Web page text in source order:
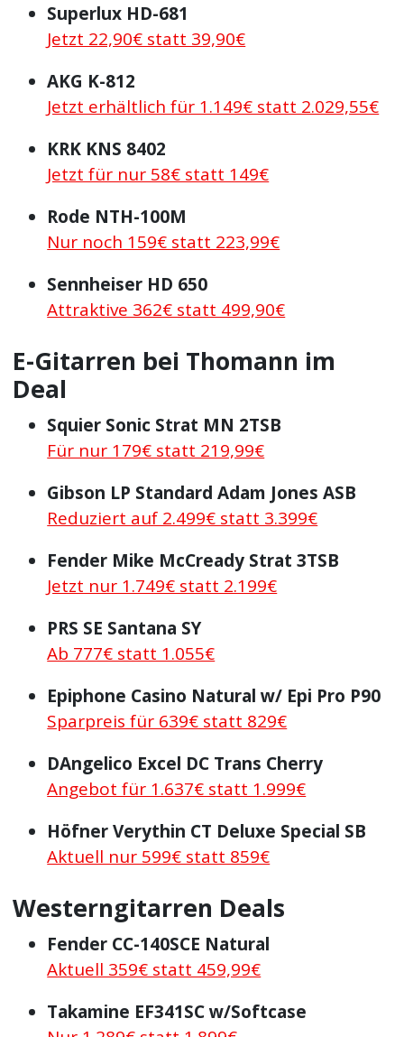
Superlux HD-681
Jetzt 22,90€ statt 39,90€
AKG K-812
Jetzt erhältlich für 1.149€ statt 2.029,55€
KRK KNS 8402
Jetzt für nur 58€ statt 149€
Rode NTH-100M
Nur noch 159€ statt 223,99€
Sennheiser HD 650
Attraktive 362€ statt 499,90€
E-Gitarren bei Thomann im
Deal
Squier Sonic Strat MN 2TSB
Für nur 179€ statt 219,99€
Gibson LP Standard Adam Jones ASB
Reduziert auf 2.499€ statt 3.399€
Fender Mike McCready Strat 3TSB
Jetzt nur 1.749€ statt 2.199€
PRS SE Santana SY
Ab 777€ statt 1.055€
Epiphone Casino Natural w/ Epi Pro P90
Sparpreis für 639€ statt 829€
DAngelico Excel DC Trans Cherry
Angebot für 1.637€ statt 1.999€
Höfner Verythin CT Deluxe Special SB
Aktuell nur 599€ statt 859€
Westerngitarren Deals
Fender CC-140SCE Natural
Aktuell 359€ statt 459,99€
Takamine EF341SC w/Softcase